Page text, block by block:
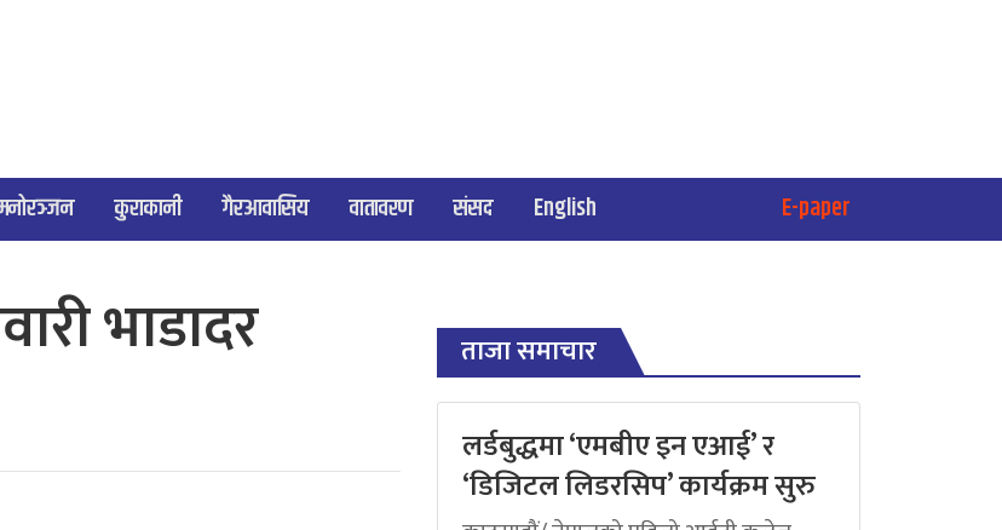
कुराकानी गैरआवासिय वातावरण संसद English E-paper
भाडादर
ताजा समाचार
लर्डबुद्धमा ‘एमबीए इन एआई’ र
‘डिजिटल लिडरसिप’ कार्यक्रम सुरु